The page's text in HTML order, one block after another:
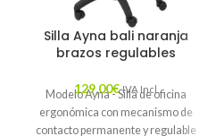
Silla Ayna bali naranja
brazos regulables
129,00€ IVA Incl.
Modelo Ayna - Silla de oficina
ergonómica con mecanismo de
contacto permanente y regulable